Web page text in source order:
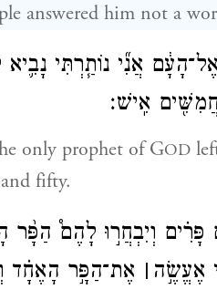
answered him not a
אֲנִ֞י נוֹתַ֧רְתִּי נָבִ֛יא
אִֽישׁ׃
only prophet of GOD
fifty.
פָּרִ֗ים וְיִבְחֲר֣וּ לָהֶם֩
אֶעֱשֶׂ֣ה ׀ אֶת־הַפָּ֣ר הָאֶחָ֗ד